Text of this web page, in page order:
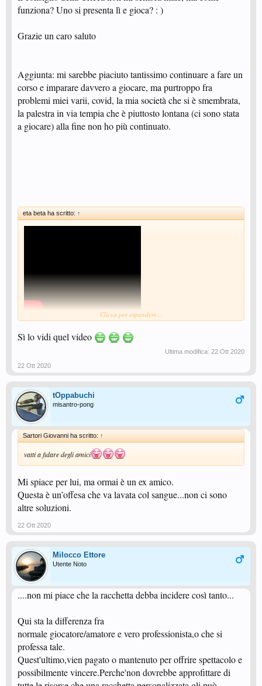
funziona? Uno si presenta lì e gioca? : )
Grazie un caro saluto
Aggiunta: mi sarebbe piaciuto tantissimo continuare a fare un
corso e imparare davvero a giocare, ma purtroppo fra
problemi miei varii, covid, la mia società che si è smembrata,
la palestra in via tempia che è piuttosto lontana (ci sono stata
a giocare) alla fine non ho più continuato.
eta beta ha scritto: ↑
Clicca per espandere...
Sì lo vidi quel video
Ultima modifica: 22 Ott 2020
22 Ott 2020
tOppabuchi
misantro-pong
Sartori Giovanni ha scritto: ↑
vatti a fidare degli amici
Mi spiace per lui, ma ormai è un ex amico.
Questa è un’offesa che va lavata col sangue...non ci sono
altre soluzioni.
22 Ott 2020
Milocco Ettore
Utente Noto
....non mi piace che la racchetta debba incidere così tanto...
Qui sta la differenza fra
normale giocatore/amatore e vero professionista,o che si
professa tale.
Quest'ultimo,vien pagato o mantenuto per offrire spettacolo e
possibilmente vincere.Perche'non dovrebbe approfittare di